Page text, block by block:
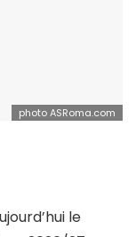
photo ASRoma.com
le